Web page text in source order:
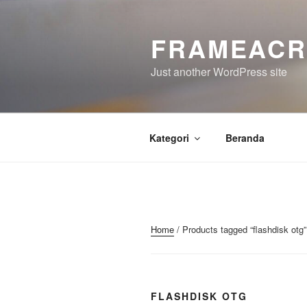
Just another WordPress site
Kategori Beranda
Home / Products tagged “flashdisk otg”
FLASHDISK OTG